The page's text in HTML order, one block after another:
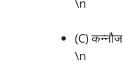
(C) कन्नौज
\n